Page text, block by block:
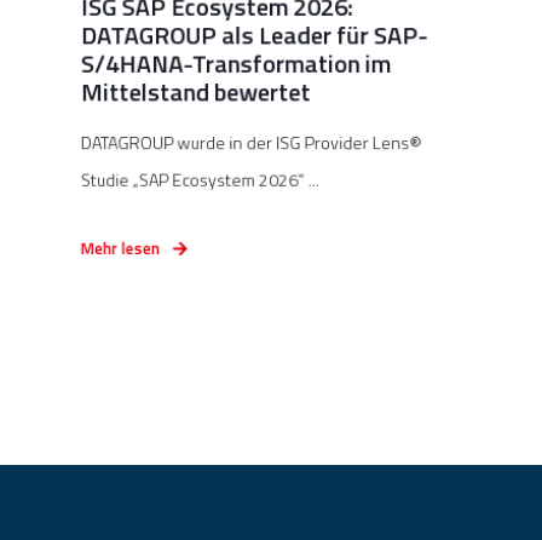
DATAGROUP als Leader für SAP-
S/4HANA-Transformation im
Mittelstand bewertet
DATAGROUP wurde in der ISG Provider Lens®
Studie „SAP Ecosystem 2026“ ...
Mehr lesen